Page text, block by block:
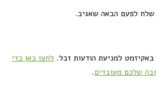
לפעם הבאה שאגיב.
למניעת הודעות זבל. לחצו כאן כדי
שלכם מעובדים.